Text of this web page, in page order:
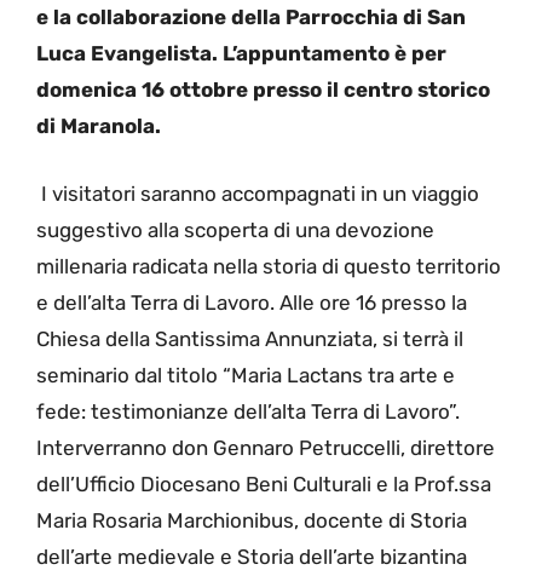
e la collaborazione della Parrocchia di San
Luca Evangelista. L’appuntamento è per
domenica 16 ottobre presso il centro storico
di Maranola.
I visitatori saranno accompagnati in un viaggio
suggestivo alla scoperta di una devozione
millenaria radicata nella storia di questo territorio
e dell’alta Terra di Lavoro. Alle ore 16 presso la
Chiesa della Santissima Annunziata, si terrà il
seminario dal titolo “Maria Lactans tra arte e
fede: testimonianze dell’alta Terra di Lavoro”.
Interverranno don Gennaro Petruccelli, direttore
dell’Ufficio Diocesano Beni Culturali e la Prof.ssa
Maria Rosaria Marchionibus, docente di Storia
dell’arte medievale e Storia dell’arte bizantina